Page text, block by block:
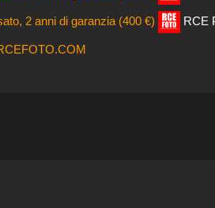
2 anni di garanzia (400 €) RCE